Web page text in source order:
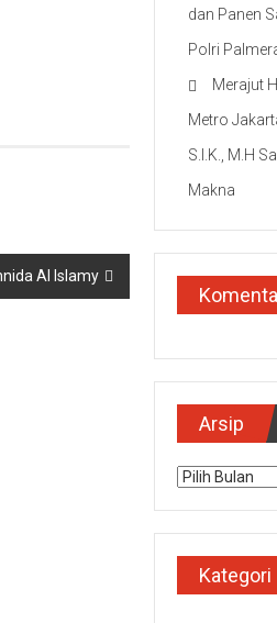
Al Islamy
dan Panen
Polri
Merajut
Metro
S.I.K., M.H
Makna
Arsip
Arsip
Kategori